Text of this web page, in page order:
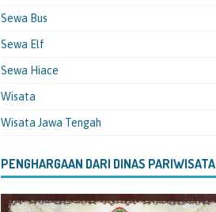
Sewa Bus
Sewa Elf
Sewa Hiace
Wisata
Wisata Jawa Tengah
PENGHARGAAN DARI DINAS PARIWISATA